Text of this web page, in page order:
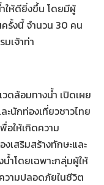
ให้ดียิ่งขึ้น โดยมีผู้
ครั้งนี้ จำนวน 30 คน
เจ้าท่า
ดล้อมทางน้ำ เปิดเผย
นักท่องเที่ยวชาวไทย
อให้เกิดความ
เสริมสร้างทักษะและ
ำโดยเฉพาะกลุ่มผู้ให้
วามปลอดภัยในชีวิต